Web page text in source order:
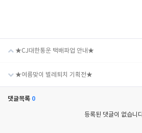
★CJ대한통운 택배파업 안내★
★여름맞이 벌레퇴치 기획전★
댓글목록 0
등록된 댓글이 없습니